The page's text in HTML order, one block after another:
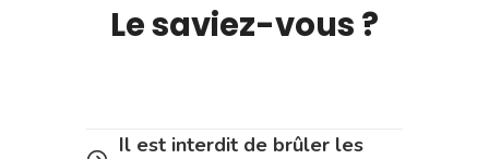
Le saviez-vous ?
Il est interdit de brûler les